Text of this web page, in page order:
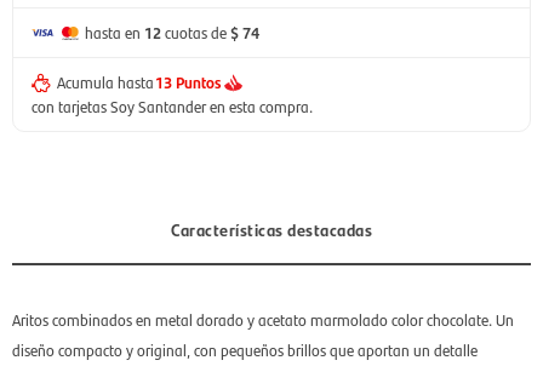
hasta en 12cuotas de$ 74
Acumula hasta13 Puntos
con tarjetas Soy Santander en esta compra.
Características destacadas
Aritos combinados en metal dorado y acetato marmolado color chocolate. Un
diseño compacto y original, con pequeños brillos que aportan un detalle